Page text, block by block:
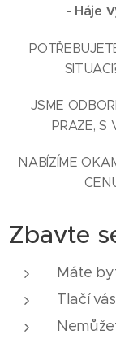
- Háje
JSME
PRAZE, S
NABÍZÍME
Zbavte
Máte
Tlačí